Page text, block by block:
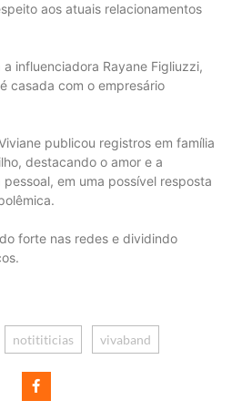
aos atuais relacionamentos
influenciadora Rayane Figliuzzi,
casada com o empresário
publicou registros em família
destacando o amor e a
em uma possível resposta
forte nas redes e dividindo
notititicias vivaband